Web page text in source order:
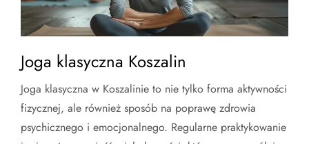
Joga klasyczna Koszalin
Joga klasyczna w Koszalinie to nie tylko forma aktywności
fizycznej, ale również sposób na poprawę zdrowia
psychicznego i emocjonalnego. Regularne praktykowanie